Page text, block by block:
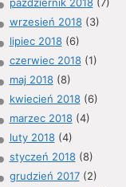
wrzesień 2018(3)
lipiec 2018(6)
czerwiec 2018(1)
maj 2018(8)
kwiecień 2018(6)
marzec 2018(4)
luty 2018(4)
styczeń 2018(8)
grudzień 2017(2)